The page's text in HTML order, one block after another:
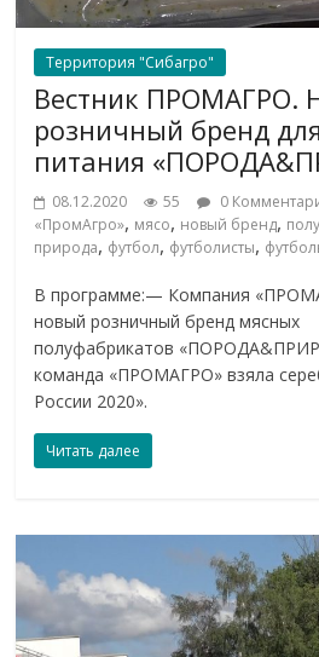
Территория "Сибагро"
Вестник ПРОМАГРО.
розничный бренд
питания
08.12.2020 55 0
«ПромАгро», мясо, новый бренд,
природа, футбол, футболисты,
В программе:— Компания
новый розничный бренд мясных
полуфабрикатов
команда «ПРОМАГРО» взяла
России 2020».
Читать далее